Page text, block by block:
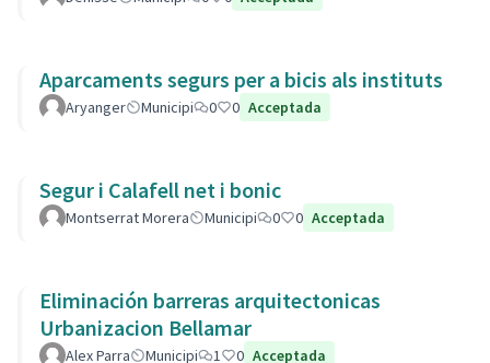
Aparcaments segurs per a bicis als instituts
Aryanger Municipi 0 0 Acceptada
Segur i Calafell net i bonic
Montserrat Morera Municipi 0 0 Acceptada
Eliminación barreras arquitectonicas
Urbanizacion Bellamar
Alex Parra Municipi 1 0 Acceptada